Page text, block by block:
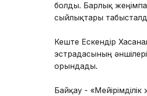
болды. Барлық
сыйлықтары
Кеште Ескендір
эстрадасының
орындады.
Байқау -